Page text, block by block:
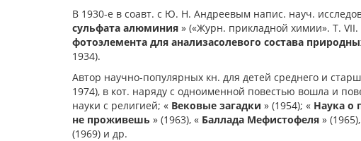
В 1930-е в соавт. с Ю. Н. Андреевым напис. науч.
сульфата алюминия » («Журн. прикладной химии». Т.
фотоэлемента для анализасолевого состава
1934).
Автор научно-популярных кн. для детей среднего и
1974), в кот. наряду с одноименной повестью вошла и
науки с религией; « Вековые загадки » (1954); « Наука о
не проживешь » (1963), « Баллада Мефистофеля »
(1969) и др.